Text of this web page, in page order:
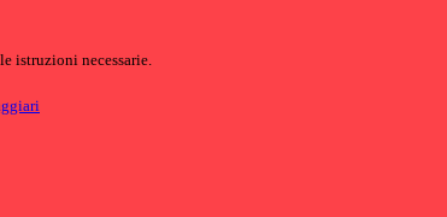
istruzioni necessarie.